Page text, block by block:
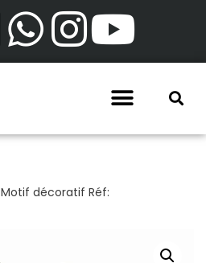
Motif décoratif Réf: